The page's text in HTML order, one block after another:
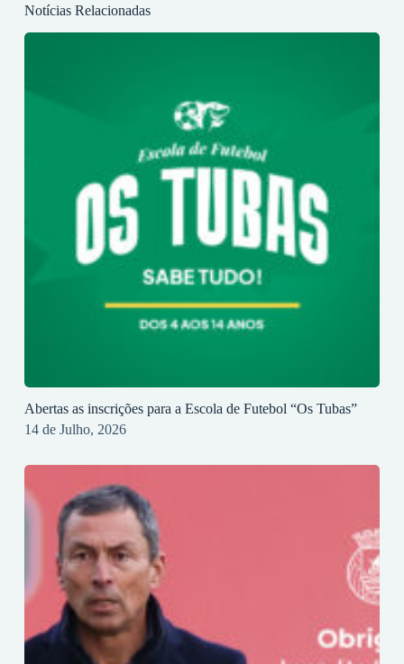
Notícias Relacionadas
Abertas as inscrições para a Escola de Futebol “Os Tubas”
14 de Julho, 2026